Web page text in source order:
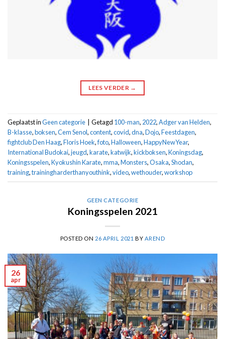
LEES VERDER →
Geplaatst inGeen categorie Getagd 100-man, 2022,Adger van Helden,
B-klasse,boksen,Cem Senol,content,covid,dna,Dojo,Feestdagen,
fightclub Den Haag,Floris Hoek,foto,Halloween,HappyNewYear,
International Budokai,jeugd,karate,katwijk,kickboksen,Koningsdag,
Koningsspelen,Kyokushin Karate,mma,Monsters,Osaka,Shodan,
training,trainingharderthanyouthink,video,wethouder,workshop
GEEN CATEGORIE
Koningsspelen 2021
POSTED ON 26 APRIL 2021 BY AREND
26
apr